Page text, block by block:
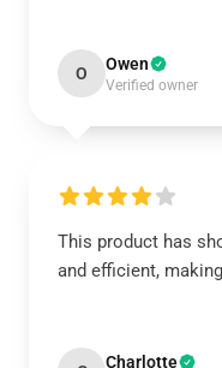
O Owen
Verified owner
This product has
and efficient,
Charlotte